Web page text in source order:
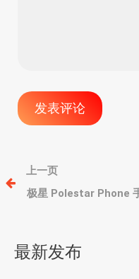
文
章
航
上一页
极星 Polestar Phone
最新发布